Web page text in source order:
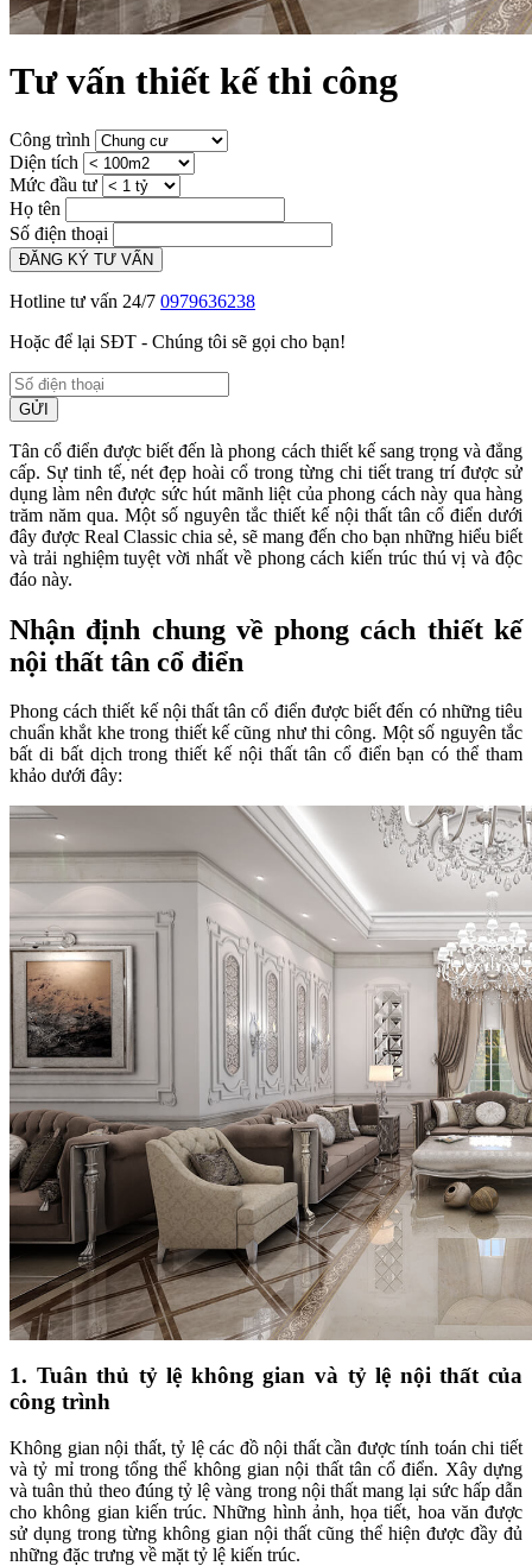
Tư vấn thiết kế thi công
Công trình
Diện tích
Mức đầu tư
Họ tên
Số điện thoại
ĐĂNG KÝ TƯ VẤN
Hotline tư vấn 24/7 0979636238
Hoặc để lại SĐT - Chúng tôi sẽ gọi cho bạn!
GỬI
Tân cổ điển được biết đến là phong cách thiết kế sang trọng và đẳng
cấp. Sự tinh tế, nét đẹp hoài cổ trong từng chi tiết trang trí được sử
dụng làm nên được sức hút mãnh liệt của phong cách này qua hàng
trăm năm qua. Một số nguyên tắc thiết kế nội thất tân cổ điển dưới
đây được Real Classic chia sẻ, sẽ mang đến cho bạn những hiểu biết
và trải nghiệm tuyệt vời nhất về phong cách kiến trúc thú vị và độc
đáo này.
Nhận định chung về phong cách thiết kế
nội thất tân cổ điển
Phong cách thiết kế nội thất tân cổ điển được biết đến có những tiêu
chuẩn khắt khe trong thiết kế cũng như thi công. Một số nguyên tắc
bất di bất dịch trong thiết kế nội thất tân cổ điển bạn có thể tham
khảo dưới đây:
1. Tuân thủ tỷ lệ không gian và tỷ lệ nội thất của
công trình
Không gian nội thất, tỷ lệ các đồ nội thất cần được tính toán chi tiết
và tỷ mỉ trong tổng thể không gian nội thất tân cổ điển. Xây dựng
và tuân thủ theo đúng tỷ lệ vàng trong nội thất mang lại sức hấp dẫn
cho không gian kiến trúc. Những hình ảnh, họa tiết, hoa văn được
sử dụng trong từng không gian nội thất cũng thể hiện được đầy đủ
những đặc trưng về mặt tỷ lệ kiến trúc.